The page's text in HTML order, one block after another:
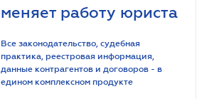
меняет работу юриста
Все законодательство, судебная
практика, реестровая информация,
данные контрагентов и договоров - в
едином комплексном продукте